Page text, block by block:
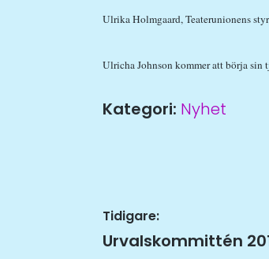
Ulrika Holmgaard, Teaterunionens
Ulricha Johnson kommer att börja sin
Kategori: Nyhet
Tidigare:
Tidigare
Urvalskommittén